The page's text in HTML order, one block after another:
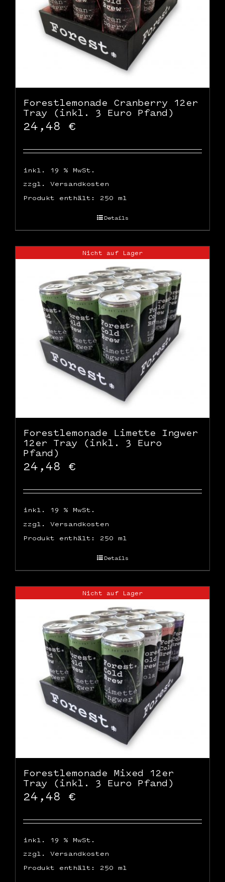
Forestlemonade Cranberry 12er
Tray (inkl. 3 Euro Pfand)
24,48 €
inkl. 19 % MwSt.
zzgl. Versandkosten
Produkt enthält: 250 ml
Details
Nicht auf Lager
Forestlemonade Limette Ingwer
12er Tray (inkl. 3 Euro
Pfand)
24,48 €
inkl. 19 % MwSt.
zzgl. Versandkosten
Produkt enthält: 250 ml
Details
Nicht auf Lager
Forestlemonade Mixed 12er
Tray (inkl. 3 Euro Pfand)
24,48 €
inkl. 19 % MwSt.
zzgl. Versandkosten
Produkt enthält: 250 ml